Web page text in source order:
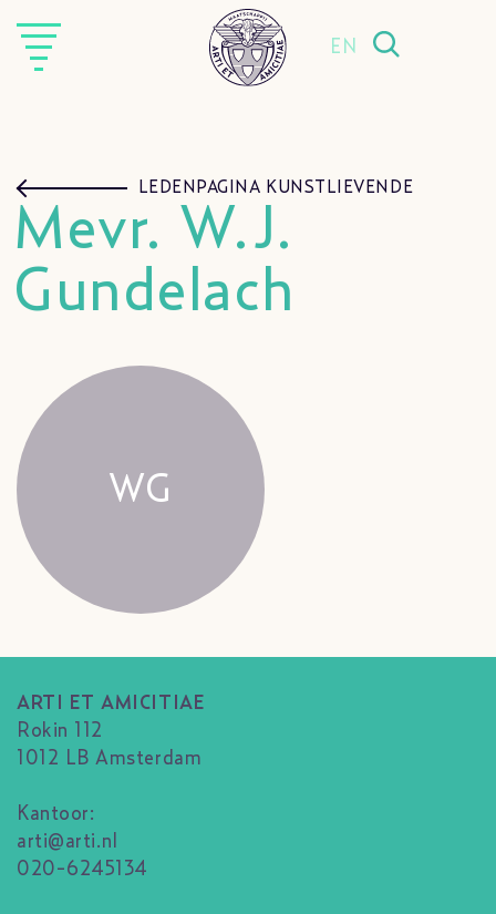
EN
LEDENPAGINA KUNSTLIEVENDE
Mevr. W.J.
Gundelach
WG
ARTI ET AMICITIAE
Rokin 112
1012 LB Amsterdam
Kantoor:
arti@arti.nl
020-6245134